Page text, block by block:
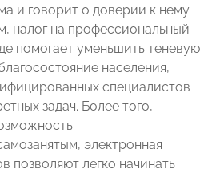
и говорит о доверии к нему
налог на профессиональный
помогает уменьшить теневую
населения,
специалистов
задач. Более того,
электронная
позволяют легко начинать